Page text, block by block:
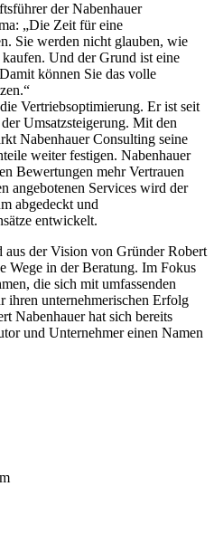
der Nabenhauer
„Die Zeit für eine
Sie werden nicht glauben, wie
Und der Grund ist eine
können Sie das volle
Vertriebsoptimierung. Er ist seit
Umsatzsteigerung. Mit den
Nabenhauer Consulting seine
weiter festigen. Nabenhauer
Bewertungen mehr Vertrauen
angebotenen Services wird der
abgedeckt und
entwickelt.
aus der Vision von Gründer Robert
Wege in der Beratung. Im Fokus
die sich mit umfassenden
ihren unternehmerischen Erfolg
Nabenhauer hat sich bereits
und Unternehmer einen Namen